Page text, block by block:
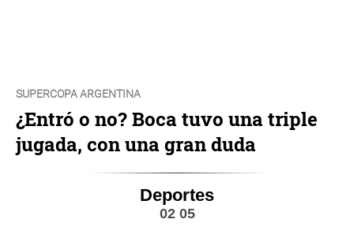
SUPERCOPA ARGENTINA
¿Entró o no? Boca tuvo una triple
jugada, con una gran duda
Deportes
02 05